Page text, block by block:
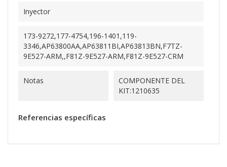
Inyector
173-9272,177-4754,196-1401,119-
3346,AP63800AA,AP63811BI,AP63813BN,F7TZ-
9E527-ARM,,F81Z-9E527-ARM,F81Z-9E527-CRM
Notas
COMPONENTE DEL
KIT:1210635
Referencias específicas